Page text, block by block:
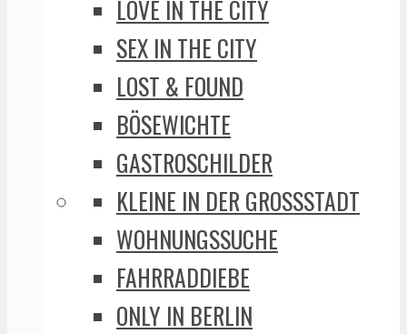
LOVE IN THE CITY
SEX IN THE CITY
LOST & FOUND
BÖSEWICHTE
GASTROSCHILDER
KLEINE IN DER GROSSSTADT
WOHNUNGSSUCHE
FAHRRADDIEBE
ONLY IN BERLIN